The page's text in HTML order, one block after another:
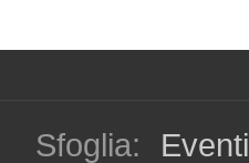
Sfoglia: Eventi